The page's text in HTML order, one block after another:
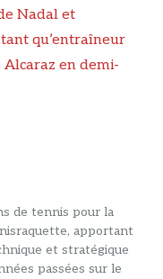
Nadal et
qu’entraîneur
en demi-
de tennis pour la
apportant
et stratégique
passées sur le